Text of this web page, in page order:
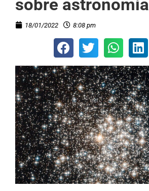
sobre astronomia
18/01/2022 8:08 pm